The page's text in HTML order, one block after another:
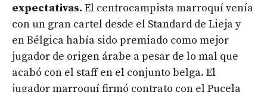
expectativas. El centrocampista marroquí venía
con un gran cartel desde el Standard de Lieja y
en Bélgica había sido premiado como mejor
jugador de origen árabe a pesar de lo mal que
acabó con el staff en el conjunto belga. El
jugador marroquí firmó contrato con el Pucela